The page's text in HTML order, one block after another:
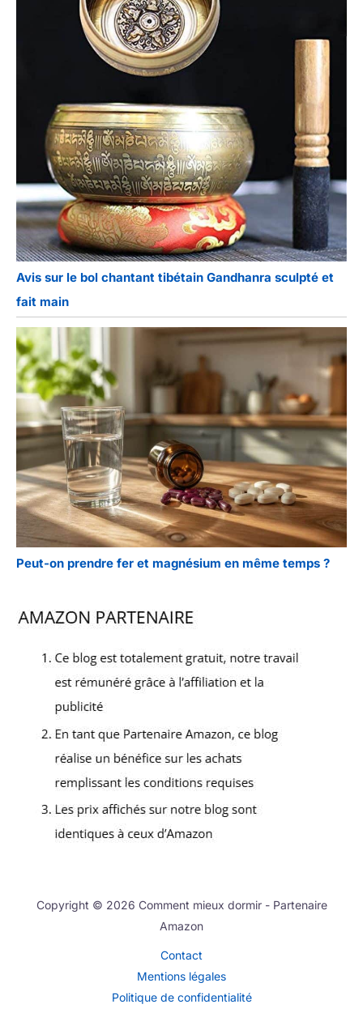
Avis sur le bol chantant tibétain Gandhanra sculpté et
fait main
Peut-on prendre fer et magnésium en même temps ?
Copyright © 2026 Comment mieux dormir - Partenaire
Amazon
Contact
Mentions légales
Politique de confidentialité